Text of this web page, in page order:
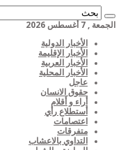
الجمعة , 7 أغسطس 2026
الأخبار الدولية
الأخبار الإقليمة
الأخبار العربية
الأخبار المحلية
عاجل
حقوق الانسان
أراء و أقلام
أستطلاع رأي
اعتصامات
متفرقات
التداوي بالاعشاب